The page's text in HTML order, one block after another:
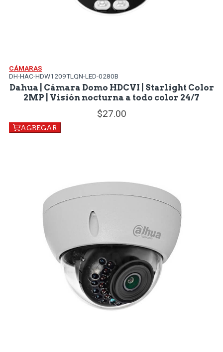
CÁMARAS
DH-HAC-HDW1209TLQN-LED-0280B
Dahua | Cámara Domo HDCVI | Starlight Color
2MP | Visión nocturna a todo color 24/7
27.00
AGREGAR